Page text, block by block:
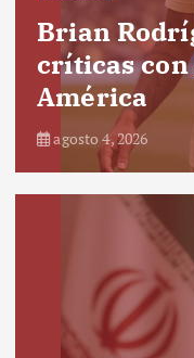
Brian
críticas
América
agosto 4, 2026